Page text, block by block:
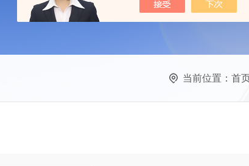
当前位置： 首